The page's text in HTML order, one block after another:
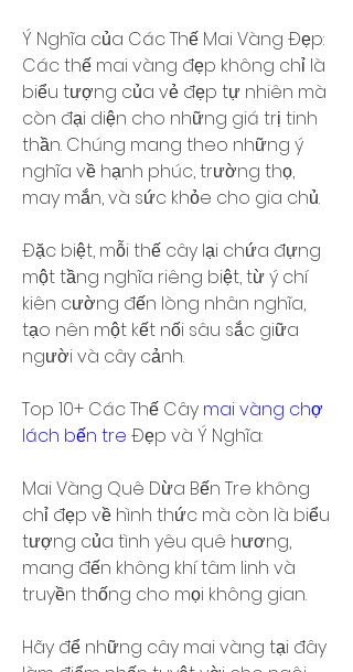
Ý Nghĩa của Các Thế Mai Vàng Đẹp:
Các thế mai vàng đẹp không chỉ là
biểu tượng của vẻ đẹp tự nhiên mà
còn đại diện cho những giá trị tinh
thần. Chúng mang theo những ý
nghĩa về hạnh phúc, trường thọ,
may mắn, và sức khỏe cho gia chủ.
Đặc biệt, mỗi thế cây lại chứa đựng
một tầng nghĩa riêng biệt, từ ý chí
kiên cường đến lòng nhân nghĩa,
tạo nên một kết nối sâu sắc giữa
người và cây cảnh.
Top 10+ Các Thế Cây mai vàng chợ
lách bến tre Đẹp và Ý Nghĩa:
Mai Vàng Quê Dừa Bến Tre không
chỉ đẹp về hình thức mà còn là biểu
tượng của tình yêu quê hương,
mang đến không khí tâm linh và
truyền thống cho mọi không gian.
Hãy để những cây mai vàng tại đây